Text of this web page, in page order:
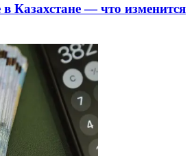
Казахстане — что изменится